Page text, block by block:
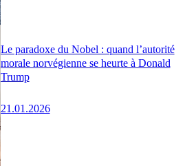
Le paradoxe du Nobel : quand l’autorité
morale norvégienne se heurte à Donald
Trump
21.01.2026